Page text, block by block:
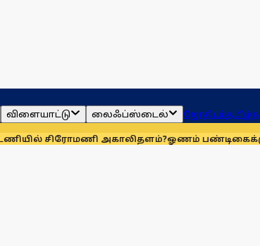
விளையாட்டு லைஃப்ஸ்டைல் ஜோதிடம்
அகாலிதளம்? ஓணம் பண்டிகைக்கு 112